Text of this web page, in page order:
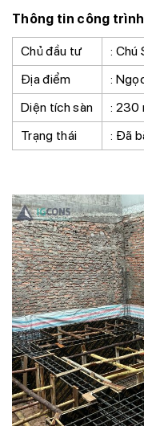
Thông tin công trình
Chủ đầu tư
: Chú
Địa điểm
:
Diện tích sàn
: 230
Trạng thái
: Đã